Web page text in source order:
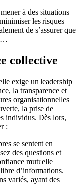
à des situations
les risques
de s’assurer que
collective
exige un leadership
la transparence et
organisationnelles
la prise de
individus. Dès lors,
:
se sentent en
des questions et
mutuelle
d’informations.
variés, ayant des